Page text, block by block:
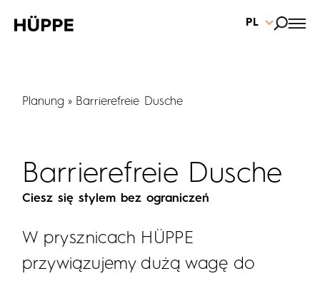
PL
Planung Barrierefreie Dusche
Barrierefreie Dusche
Ciesz się stylem bez ograniczeń
W prysznicach HÜPPE
przywiązujemy dużą wagę do